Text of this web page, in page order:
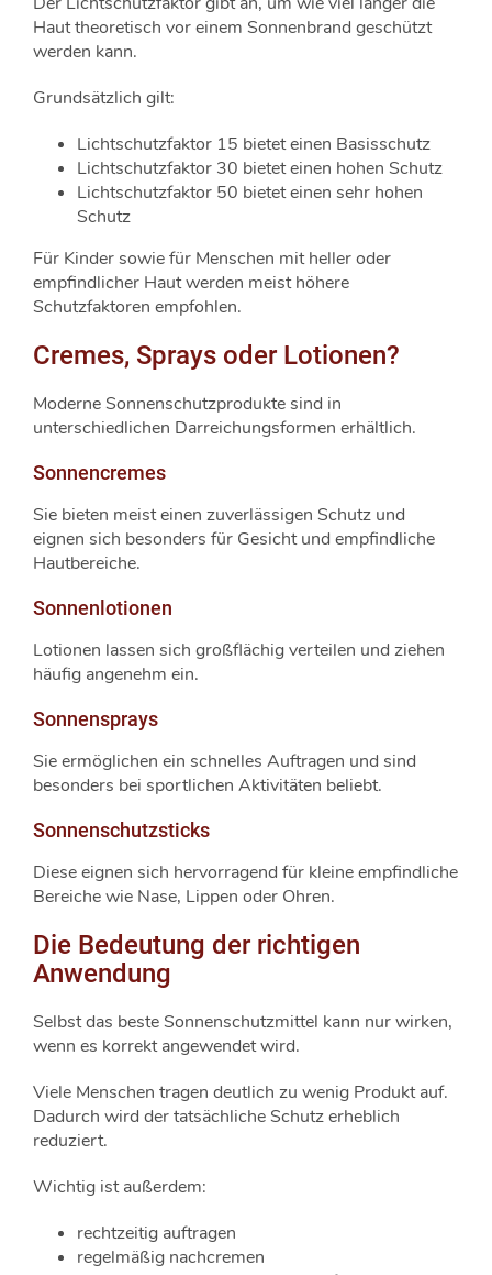
Haut theoretisch vor einem Sonnenbrand geschützt
werden kann.
Grundsätzlich gilt:
Lichtschutzfaktor 15 bietet einen Basisschutz
Lichtschutzfaktor 30 bietet einen hohen Schutz
Lichtschutzfaktor 50 bietet einen sehr hohen
Schutz
Für Kinder sowie für Menschen mit heller oder
empfindlicher Haut werden meist höhere
Schutzfaktoren empfohlen.
Cremes, Sprays oder Lotionen?
Moderne Sonnenschutzprodukte sind in
unterschiedlichen Darreichungsformen erhältlich.
Sonnencremes
Sie bieten meist einen zuverlässigen Schutz und
eignen sich besonders für Gesicht und empfindliche
Hautbereiche.
Sonnenlotionen
Lotionen lassen sich großflächig verteilen und ziehen
häufig angenehm ein.
Sonnensprays
Sie ermöglichen ein schnelles Auftragen und sind
besonders bei sportlichen Aktivitäten beliebt.
Sonnenschutzsticks
Diese eignen sich hervorragend für kleine empfindliche
Bereiche wie Nase, Lippen oder Ohren.
Die Bedeutung der richtigen
Anwendung
Selbst das beste Sonnenschutzmittel kann nur wirken,
wenn es korrekt angewendet wird.
Viele Menschen tragen deutlich zu wenig Produkt auf.
Dadurch wird der tatsächliche Schutz erheblich
reduziert.
Wichtig ist außerdem:
rechtzeitig auftragen
regelmäßig nachcremen